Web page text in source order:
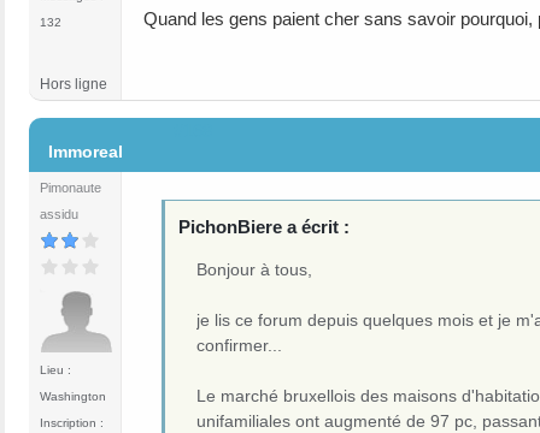
132
Quand les gens paient cher sans savoir
Hors ligne
Immoreal
Pimonaute
assidu
Lieu :
Washington
Inscription :
PichonBiere a écrit :
Bonjour à tous,
je lis ce forum depuis quelques mois et je
confirmer...
Le marché bruxellois des maisons
unifamiliales ont augmenté de 97 pc,